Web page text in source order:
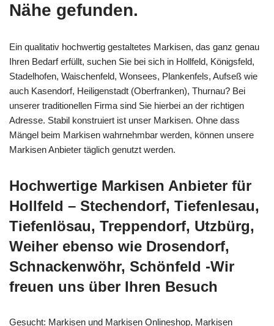
Nähe gefunden.
Ein qualitativ hochwertig gestaltetes Markisen, das ganz genau
Ihren Bedarf erfüllt, suchen Sie bei sich in Hollfeld, Königsfeld,
Stadelhofen, Waischenfeld, Wonsees, Plankenfels, Aufseß wie
auch Kasendorf, Heiligenstadt (Oberfranken), Thurnau? Bei
unserer traditionellen Firma sind Sie hierbei an der richtigen
Adresse. Stabil konstruiert ist unser Markisen. Ohne dass
Mängel beim Markisen wahrnehmbar werden, können unsere
Markisen Anbieter täglich genutzt werden.
Hochwertige Markisen Anbieter für
Hollfeld – Stechendorf, Tiefenlesau,
Tiefenlösau, Treppendorf, Utzbürg,
Weiher ebenso wie Drosendorf,
Schnackenwöhr, Schönfeld -Wir
freuen uns über Ihren Besuch
Gesucht: Markisen und Markisen Onlineshop, Markisen